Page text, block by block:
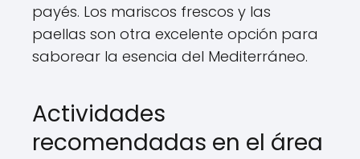
payés. Los mariscos frescos y las
paellas son otra excelente opción para
saborear la esencia del Mediterráneo.
Actividades
recomendadas en el área